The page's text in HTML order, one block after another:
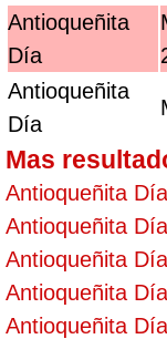
Antioqueñita
Día
Antioqueñita
Día
Mas
Antioqueñita
Antioqueñita
Antioqueñita
Antioqueñita
Antioqueñita